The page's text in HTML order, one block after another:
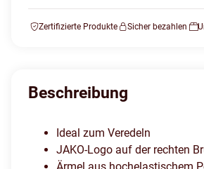
Zertifizierte Produkte Sicher bezahlen
Beschreibung
Ideal zum Veredeln
JAKO-Logo auf der rechten